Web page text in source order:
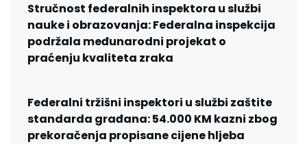
Stručnost federalnih inspektora u službi
nauke i obrazovanja: Federalna inspekcija
podržala međunarodni projekat o
praćenju kvaliteta zraka
Federalni tržišni inspektori u službi zaštite
standarda građana: 54.000 KM kazni zbog
prekoračenja propisane cijene hljeba